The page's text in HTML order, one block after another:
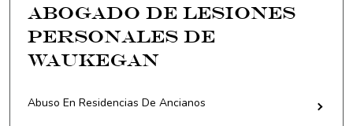
Abogado de lesiones
personales de
Waukegan
Abuso En Residencias De Ancianos